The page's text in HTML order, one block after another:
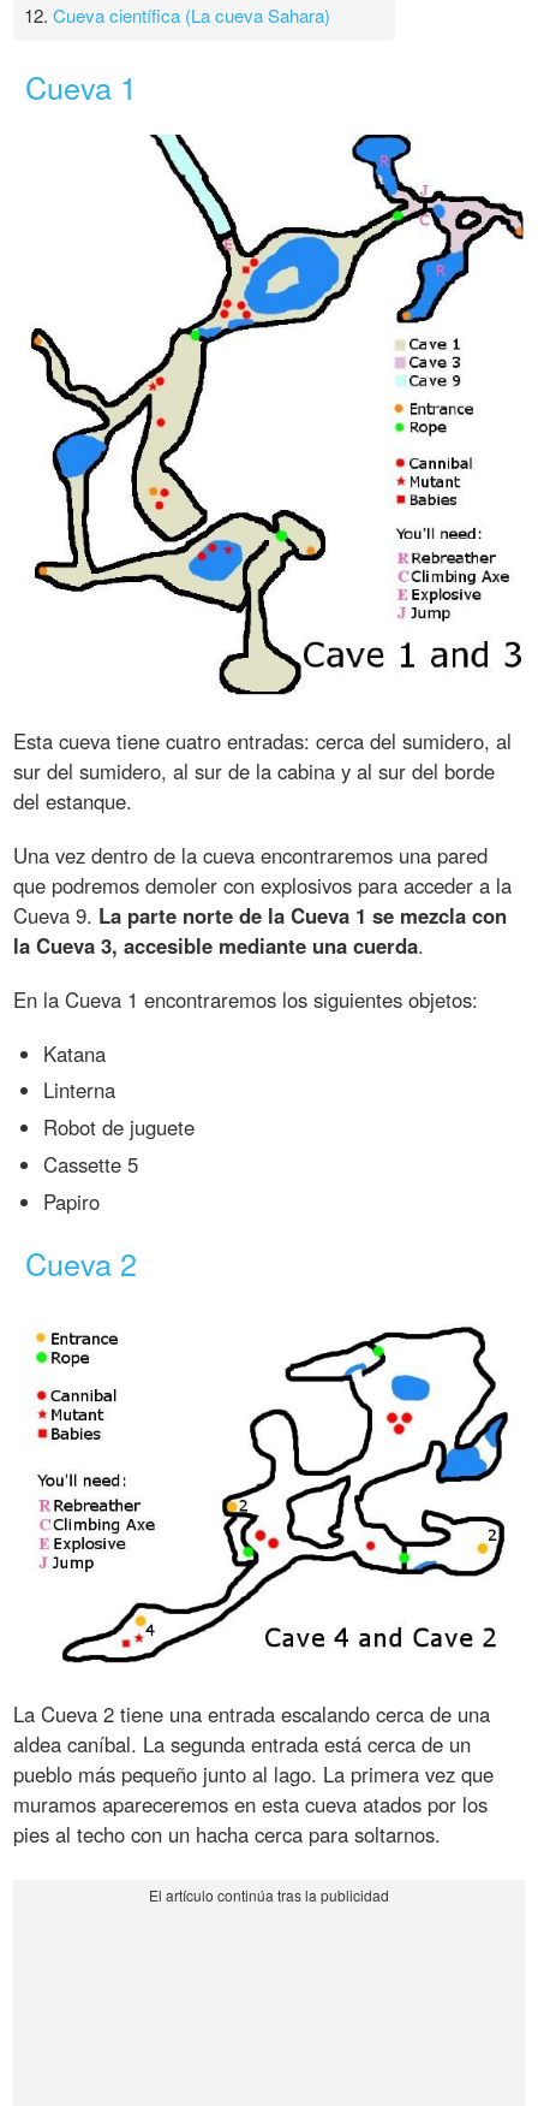
12.Cueva científica (La cueva Sahara)
Cueva 1
Esta cueva tiene cuatro entradas: cerca del sumidero, al
sur del sumidero, al sur de la cabina y al sur del borde
del estanque.
Una vez dentro de la cueva encontraremos una pared
que podremos demoler con explosivos para acceder a la
Cueva 9. La parte norte de la Cueva 1 se mezcla con
la Cueva 3, accesible mediante una cuerda.
En la Cueva 1 encontraremos los siguientes objetos:
Katana
Linterna
Robot de juguete
Cassette 5
Papiro
Cueva 2
La Cueva 2 tiene una entrada escalando cerca de una
aldea caníbal. La segunda entrada está cerca de un
pueblo más pequeño junto al lago. La primera vez que
muramos apareceremos en esta cueva atados por los
pies al techo con un hacha cerca para soltarnos.